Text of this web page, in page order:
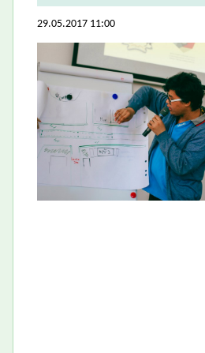
29.05.2017 11:00